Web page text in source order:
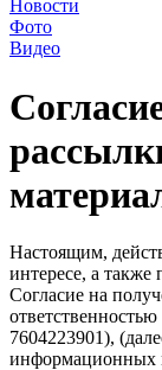
Новости
Фото
Видео
Настоящим,
интересе, а также
Согласие на
7604223901),
информационных